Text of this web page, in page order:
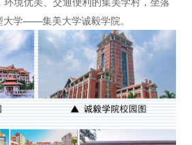
学——集美大学诚毅学院。